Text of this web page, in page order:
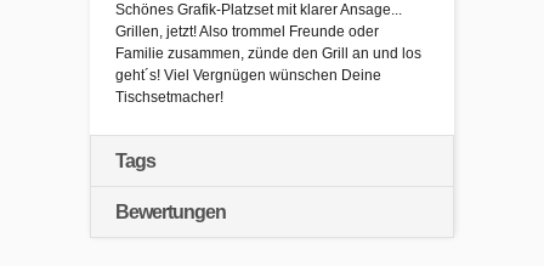
Schönes Grafik-Platzset mit klarer Ansage...
Grillen, jetzt! Also trommel Freunde oder
Familie zusammen, zünde den Grill an und los
geht´s! Viel Vergnügen wünschen Deine
Tischsetmacher!
Tags
Bewertungen